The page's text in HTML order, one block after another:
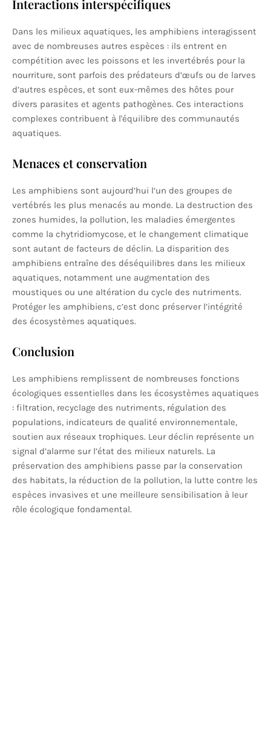
Interactions interspécifiques
Dans les milieux aquatiques, les amphibiens interagissent
avec de nombreuses autres espèces : ils entrent en
compétition avec les poissons et les invertébrés pour la
nourriture, sont parfois des prédateurs d’œufs ou de larves
d’autres espèces, et sont eux-mêmes des hôtes pour
divers parasites et agents pathogènes. Ces interactions
complexes contribuent à l'équilibre des communautés
aquatiques.
Menaces et conservation
Les amphibiens sont aujourd’hui l’un des groupes de
vertébrés les plus menacés au monde. La destruction des
zones humides, la pollution, les maladies émergentes
comme la chytridiomycose, et le changement climatique
sont autant de facteurs de déclin. La disparition des
amphibiens entraîne des déséquilibres dans les milieux
aquatiques, notamment une augmentation des
moustiques ou une altération du cycle des nutriments.
Protéger les amphibiens, c’est donc préserver l’intégrité
des écosystèmes aquatiques.
Conclusion
Les amphibiens remplissent de nombreuses fonctions
écologiques essentielles dans les écosystèmes aquatiques
: filtration, recyclage des nutriments, régulation des
populations, indicateurs de qualité environnementale,
soutien aux réseaux trophiques. Leur déclin représente un
signal d’alarme sur l’état des milieux naturels. La
préservation des amphibiens passe par la conservation
des habitats, la réduction de la pollution, la lutte contre les
espèces invasives et une meilleure sensibilisation à leur
rôle écologique fondamental.